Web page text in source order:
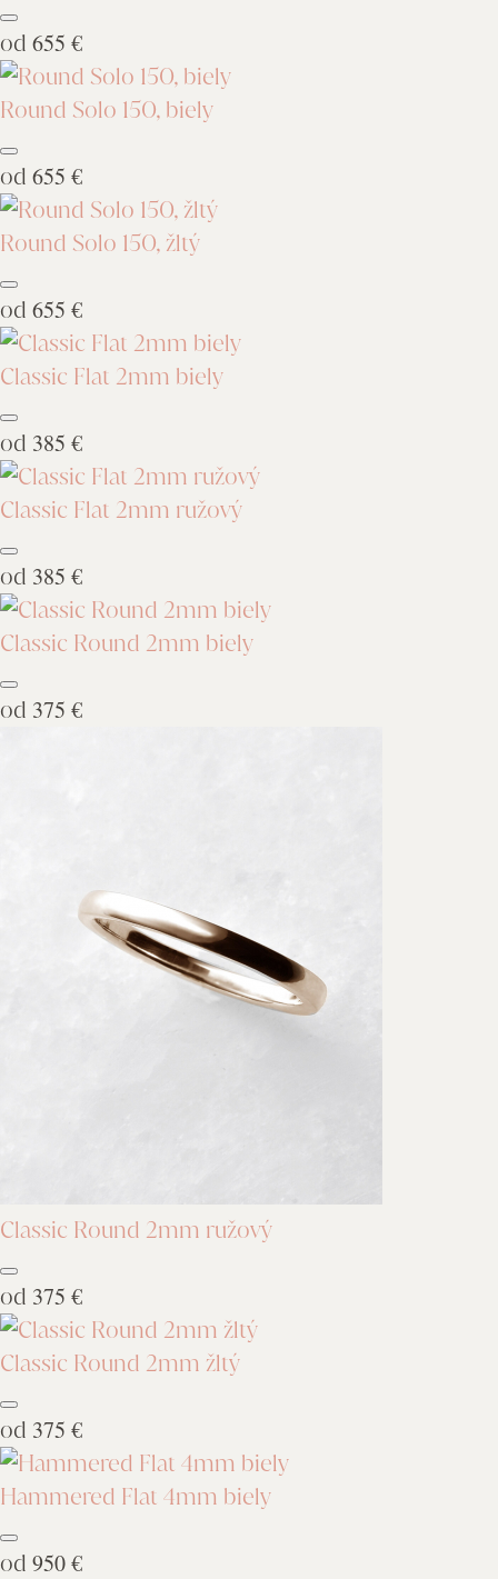
od 655 €
Round Solo 150, biely
od 655 €
Round Solo 150, žltý
od 655 €
Classic Flat 2mm biely
od 385 €
Classic Flat 2mm ružový
od 385 €
Classic Round 2mm biely
od 375 €
Classic Round 2mm ružový
od 375 €
Classic Round 2mm žltý
od 375 €
Hammered Flat 4mm biely
od 950 €